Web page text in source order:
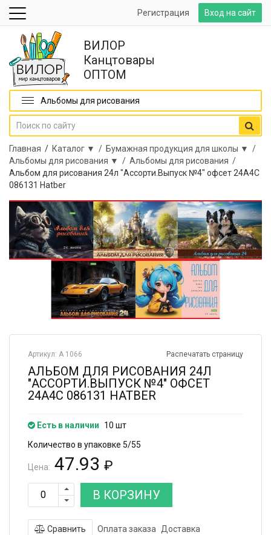
Вход на сайт
Регистрация
ВИЛОР
Канцтовары
ОПТОМ
Альбомы для рисования
Главная / Каталог ▼ / Бумажная продукция для школы ▼ /
Альбомы для рисования ▼ / Альбомы для рисования /
Альбом для рисования 24л "Ассорти.Выпуск №4" офсет 24А4С
086131 Hatber
Распечатать страницу
Артикул: А 1066
АЛЬБОМ ДЛЯ РИСОВАНИЯ 24Л
"АССОРТИ.ВЫПУСК №4" ОФСЕТ
24А4С 086131 HATBER
Есть в наличии
10 шт
Количество в упаковке 5/55
Цена: 47.93 ₽
В КОРЗИНУ
Сравнить Оплата заказа Доставка